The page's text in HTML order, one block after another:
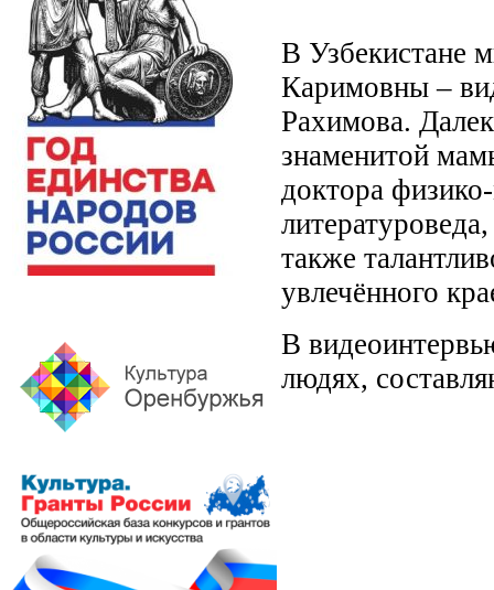
В Узбекистане
Каримовны –
Рахимова.
знаменитой
доктора
также
увлечённого
В
людях,